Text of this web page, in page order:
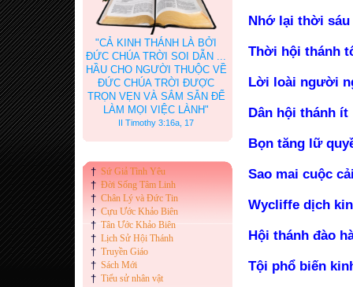
"CẢ KINH THÁNH LÀ BỞI
ĐỨC CHÚA TRỜI SOI DẪN ...
HẦU CHO NGƯỜI THUỘC VỀ
ĐỨC CHÚA TRỜI ĐƯỢC
TRỌN VẸN VÀ SẮM SẴN ĐỂ
LÀM MỌI VIỆC LÀNH"
II Timothy 3:16a, 17
† Sứ Giả Tình Yêu
† Đời Sống Tâm Linh
† Chân Lý và Đức Tin
† Cựu Ước Khảo Biên
† Tân Ước Khảo Biên
† Lịch Sử Hội Thánh
† Truyền Giáo
† Sách Mới
† Tiểu sử nhân vật
Nhớ lại thời sáu
Thời hội thánh
Lời loài người
Dân hội thánh
Bọn tăng lữ
Sao mai cuộc
Wycliffe dịch
Hội thánh đào
Tội phổ biến